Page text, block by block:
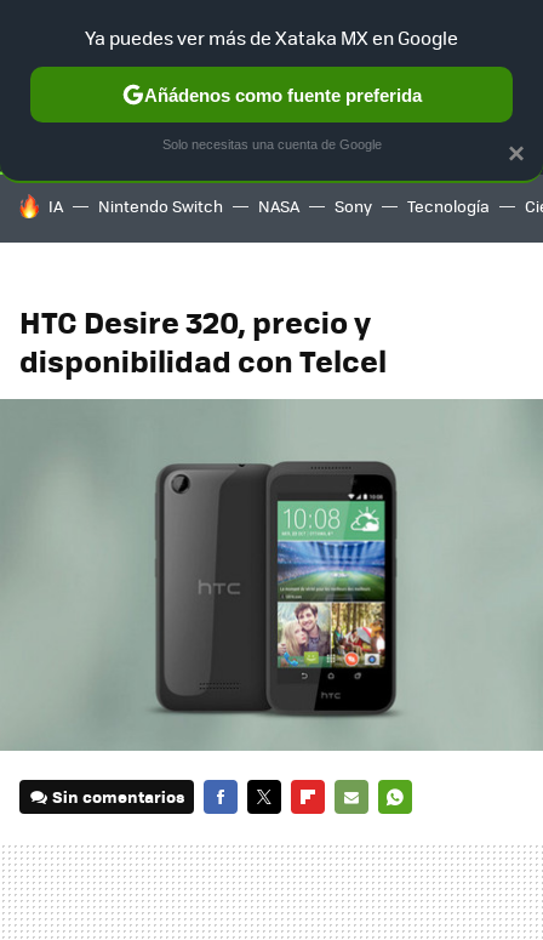
SELECCIÓN GAMING HOME AUTO TERRITORIO
HOY SE HABLA DE
IA Nintendo Switch NASA Sony Tecnología
HTC Desire 320, precio y
disponibilidad con Telcel
Sin comentarios
MAIL
×
Ya puedes ver más de Xataka MX en Google
Añádenos como fuente preferida
Solo necesitas una cuenta de Google